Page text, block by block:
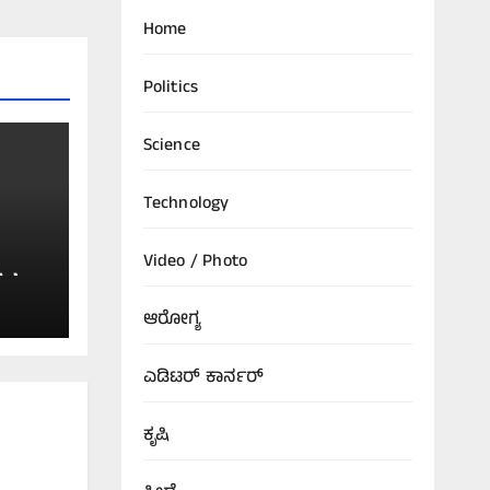
Home
Politics
Science
Technology
Video / Photo
ಆರೋಗ್ಯ
ಎಡಿಟರ್‌ ಕಾರ್ನರ್
ಕೃಷಿ